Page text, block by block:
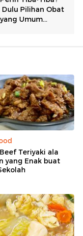
Teriyaki ala
yang Enak buat